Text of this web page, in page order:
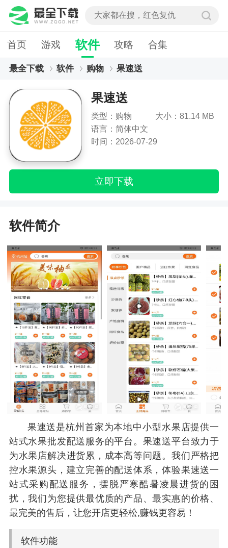
首页 游戏 软件 攻略 合集
最全下载 软件 购物 果速送
果速送
类型：购物
大小：81.14 MB
语言：简体中文
时间：2026-07-29
立即下载
软件简介
果速送是杭州首家为本地中小型水果店提供一
站式水果批发配送服务的平台。果速送平台致力于
为水果店解决进货累，成本高等问题。我们严格把
控水果源头，建立完善的配送体系，体验果速送一
站式采购配送服务，摆脱严寒酷暑凌晨进货的困
扰，我们为您提供最优质的产品、最实惠的价格、
最完美的售后，让您开店更轻松,赚钱更容易！
软件功能